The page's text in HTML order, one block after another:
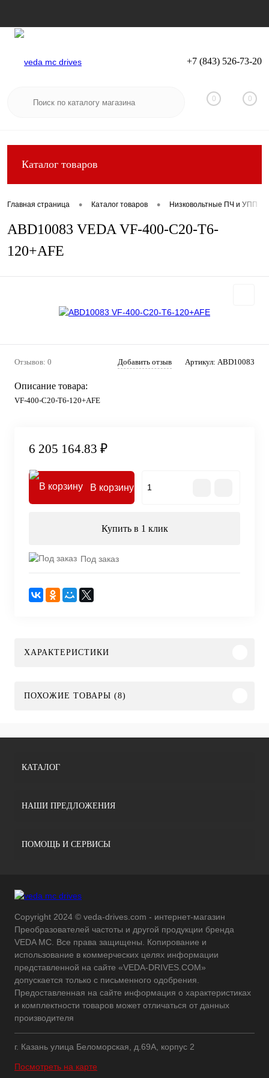
Вход Регистрация
+7 (843) 526-73-20
0 0
Каталог товаров
Главная страница • Каталог товаров • Низковольтные ПЧ и УПП
ABD10083 VEDA VF-400-C20-T6-
120+AFE
Отзывов: 0 Добавить отзыв Артикул: ABD10083
Описание товара:
VF-400-C20-T6-120+AFE
6 205 164.83 ₽
В корзину
Купить в 1 клик
Под заказ
ХАРАКТЕРИСТИКИ
ПОХОЖИЕ ТОВАРЫ (8)
КАТАЛОГ
НАШИ ПРЕДЛОЖЕНИЯ
ПОМОЩЬ И СЕРВИСЫ
Copyright 2024 © veda-drives.com - интернет-магазин
Преобразователей частоты и другой продукции бренда
VEDA MC. Все права защищены. Копирование и
использование в коммерческих целях информации
представленной на сайте «VEDA-DRIVES.COM»
допускается только с письменного одобрения.
Предоставленная на сайте информация о характеристиках
и комплектности товаров может отличаться от данных
производителя
г. Казань улица Беломорская, д.69А, корпус 2
Посмотреть на карте